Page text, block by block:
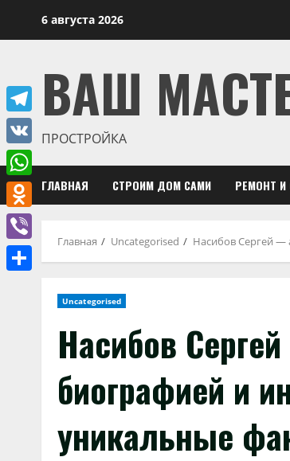
6 августа 2026
ВАШ
ПРОСТРОЙКА
ГЛАВНАЯ СТРОИМ ДОМ САМИ РЕМОНТ
Главная Uncategorised Насибов Сергей —
Uncategorised
Насибов
биографией и
уникальные
Telegram
VK
WhatsApp
Odnoklassniki
Viber